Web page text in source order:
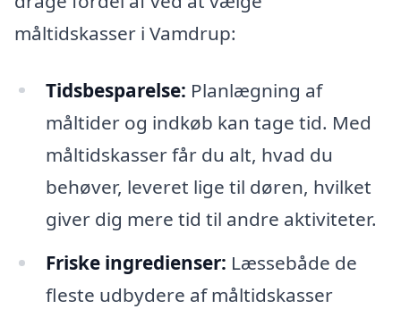
måltidskasser i Vamdrup:
Tidsbesparelse: Planlægning af
måltider og indkøb kan tage tid. Med
måltidskasser får du alt, hvad du
behøver, leveret lige til døren, hvilket
giver dig mere tid til andre aktiviteter.
Friske ingredienser: Læssebåde de
fleste udbydere af måltidskasser